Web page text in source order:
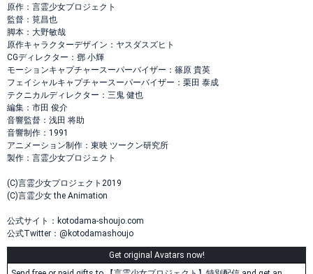
原作：言霊少女プロジェクト
監督：筧昌也
脚本：大野敏哉
原作キャラクターデザイン：ヤスダスズヒト
CGディレクター：鄧 小輝
モーションキャプチャースーパーバイザー：篠原 貴英
フェイシャルキャプチャースーパーバイザー：栗田 泰成
テクニカルディレクター：三鬼 健也
編集：市田 俊介
音響監督：浅田 将助
音響制作：1991
アニメーション制作：東映 ツークン研究所
製作：言霊少女プロジェクト
(C)言霊少女プロジェクト2019
(C)言霊少女 the Animation
公式サイト：kotodama-shoujo.com
公式Twitter：@kotodamashoujo
Get original Avatars now!